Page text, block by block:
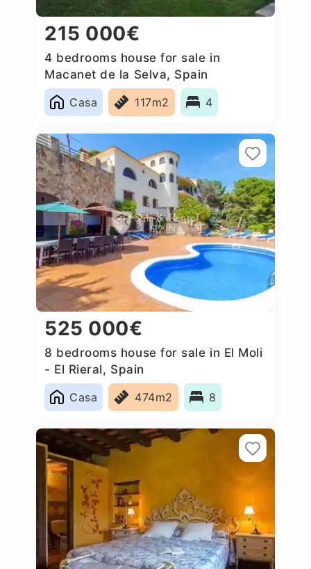
215 000€
4 bedrooms house for sale in
Macanet de la Selva, Spain
Casa
117m2 4
525 000€
8 bedrooms house for sale in El Moli
- El Rieral, Spain
Casa
474m2 8